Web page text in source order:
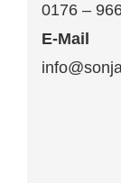
0176 –
E-Mail